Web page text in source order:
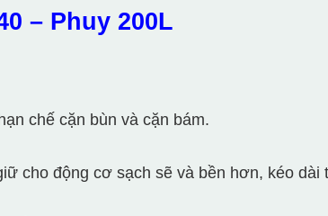
– Phuy 200L
chế cặn bùn và cặn bám.
cho động cơ sạch sẽ và bền hơn, kéo dài